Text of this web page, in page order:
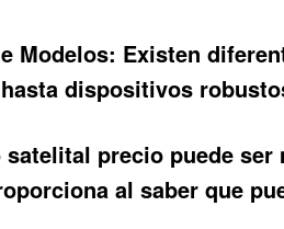
Modelos: Existen
dispositivos
satelital precio puede
al saber que